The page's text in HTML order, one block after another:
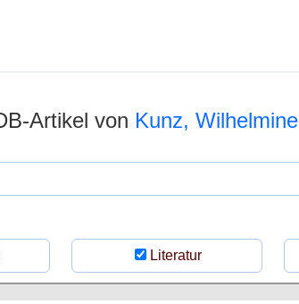
Artikel von Kunz, Wilhelmine
Literatur